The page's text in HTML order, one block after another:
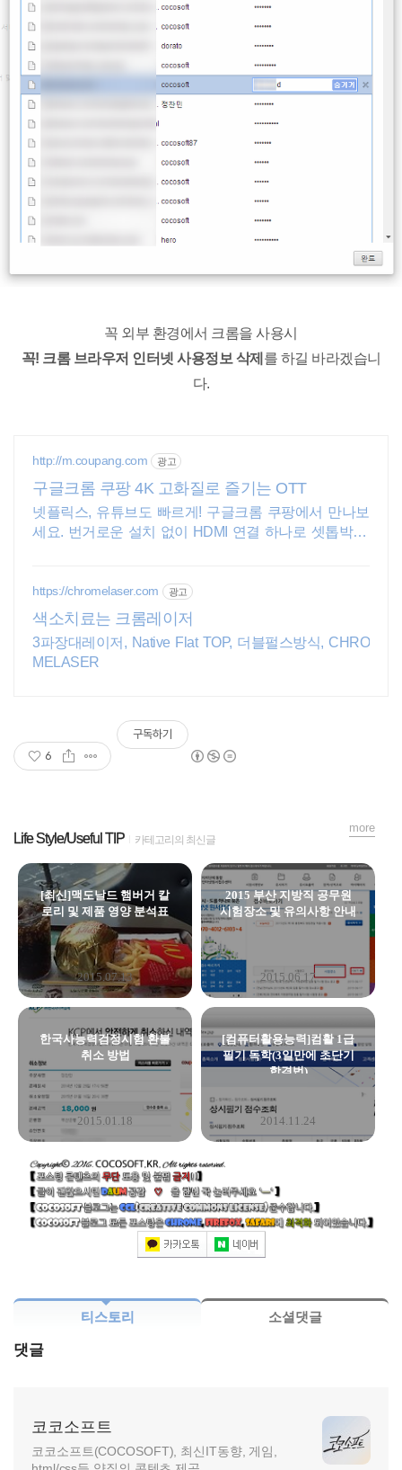
꼭 외부 환경에서 크롬을 사용시
꼭! 크롬 브라우저 인터넷 사용정보 삭제 를 하길 바라겠습니
다.
http://m.coupang.com 광고
구글크롬 쿠팡 4K 고화질로 즐기는 OTT
넷플릭스, 유튜브도 빠르게! 구글크롬 쿠팡에서 만나보
세요. 번거로운 설치 없이 HDMI 연결 하나로 셋톱박스,
https://chromelaser.com 광고
색소치료는 크롬레이저
3파장대레이저, Native Flat TOP, 더블펄스방식, CHRO
MELASER
6
구독하기
Life Style/Useful TIP 카테고리의 최신글
[최신]맥도날드 햄버거 칼
로리 및 제품 영양 분석표
2015.07.13
2015 부산 지방직 공무원
시험장소 및 유의사항 안내
2015.06.17
한국사능력검정시험 환불
취소 방법
2015.01.18
[컴퓨터활용능력]컴활 1급
필기 독학(3일만에 초단기
합격법)
2014.11.24
more
티스토리 소셜댓글
댓글
코코소프트
코코소프트(COCOSOFT), 최신IT동향, 게임,